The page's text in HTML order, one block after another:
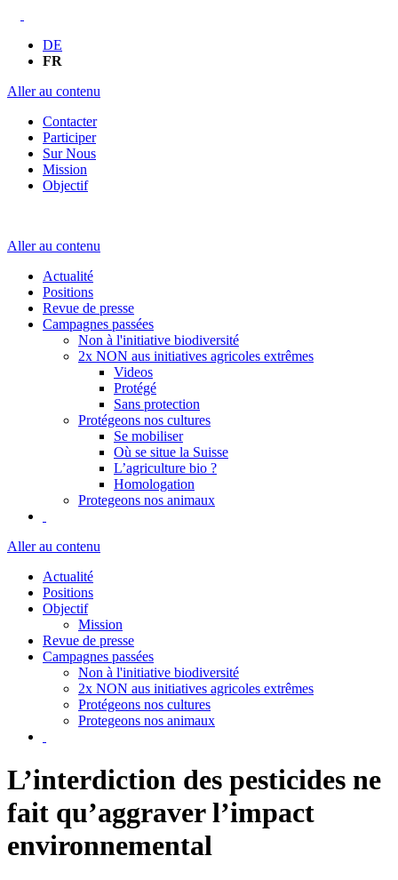
DE
FR
Aller au contenu
Contacter
Participer
Sur Nous
Mission
Objectif
Aller au contenu
Actualité
Positions
Revue de presse
Campagnes passées
Non à l'initiative biodiversité
2x NON aus initiatives agricoles extrêmes
Videos
Protégé
Sans protection
Protégeons nos cultures
Se mobiliser
Où se situe la Suisse
L’agriculture bio ?
Homologation
Protegeons nos animaux
Aller au contenu
Actualité
Positions
Objectif
Mission
Revue de presse
Campagnes passées
Non à l'initiative biodiversité
2x NON aus initiatives agricoles extrêmes
Protégeons nos cultures
Protegeons nos animaux
L’interdiction des pesticides ne
fait qu’aggraver l’impact
environnemental